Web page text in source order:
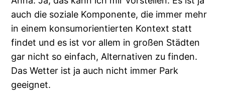
auch die soziale Komponente, die immer mehr
in einem konsumorientierten Kontext statt
findet und es ist vor allem in großen Städten
gar nicht so einfach, Alternativen zu finden.
Das Wetter ist ja auch nicht immer Park
geeignet.